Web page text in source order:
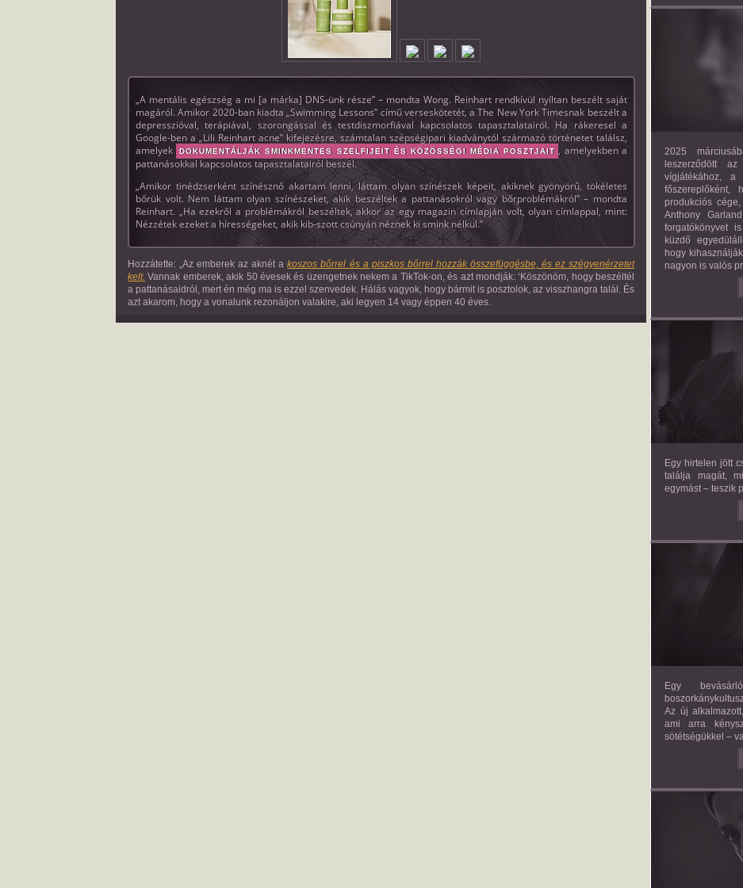
2025
leszerződött
vígjátékához, a
főszereplőként,
produkciós
Anthony
forgatókönyvet
küzdő
hogy
nagyon is valós
THE
Egy hirtelen jött
találja magát,
egymást – teszik
Egy
Az új
ami arra
sötétségükkel –
„A mentális egészség a mi [a márka] DNS-ünk része” – mondta Wong. Reinhart rendkívül nyíltan beszélt saját
magáról. Amikor 2020-ban kiadta „Swimming Lessons” című verseskötetét, a The New York Timesnak beszélt a
depresszióval, terápiával, szorongással és testdiszmorfiával kapcsolatos tapasztalatairól. Ha rákeresel a
Google-ben a „Lili Reinhart acne” kifejezésre, számtalan szépségipari kiadványtól származó történetet találsz,
amelyek
DOKUMENTÁLJÁK SMINKMENTES SZELFIJEIT ÉS KÖZÖSSÉGI MÉDIA POSZTJAIT , amelyekben a
pattanásokkal kapcsolatos tapasztalatairól beszél.
„Amikor tinédzserként színésznő akartam lenni, láttam olyan színészek képeit, akiknek gyönyörű, tökéletes
bőrük volt. Nem láttam olyan színészeket, akik beszéltek a pattanásokról vagy bőrproblémákról” – mondta
Reinhart. „Ha ezekről a problémákról beszéltek, akkor az egy magazin címlapján volt, olyan címlappal, mint:
Nézzétek ezeket a hírességeket, akik kib-szott csúnyán néznek ki smink nélkül.”
Hozzátette: „Az emberek az aknét akoszos bőrrel és a piszkos bőrrel hozzák összefüggésbe, és ez szégyenérzetet
kelt. Vannak emberek, akik 50 évesek és üzengetnek nekem a TikTok-on, és azt mondják: ‘Köszönöm, hogy beszéltél
a pattanásaidról, mert én még ma is ezzel szenvedek. Hálás vagyok, hogy bármit is posztolok, az visszhangra talál. És
azt akarom, hogy a vonalunk rezonáljon valakire, aki legyen 14 vagy éppen 40 éves.